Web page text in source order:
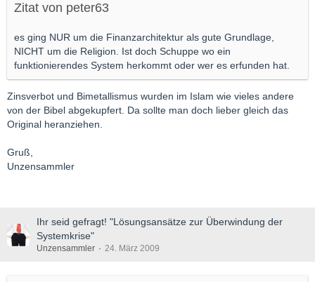
Zitat von peter63
es ging NUR um die Finanzarchitektur als gute Grundlage,
NICHT um die Religion. Ist doch Schuppe wo ein
funktionierendes System herkommt oder wer es erfunden hat.
Zinsverbot und Bimetallismus wurden im Islam wie vieles andere
von der Bibel abgekupfert. Da sollte man doch lieber gleich das
Original heranziehen.
Gruß,
Unzensammler
Ihr seid gefragt! "Lösungsansätze zur Überwindung der
Systemkrise"
Unzensammler 24. März 2009